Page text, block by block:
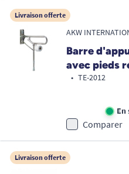
Livraison offerte
AKW
Barre
avec pieds
• TE-2012
En
Comparer
Livraison offerte